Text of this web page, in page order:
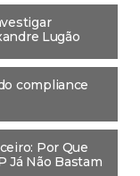
Lugão
compliance
Por Que
Já Não Bastam